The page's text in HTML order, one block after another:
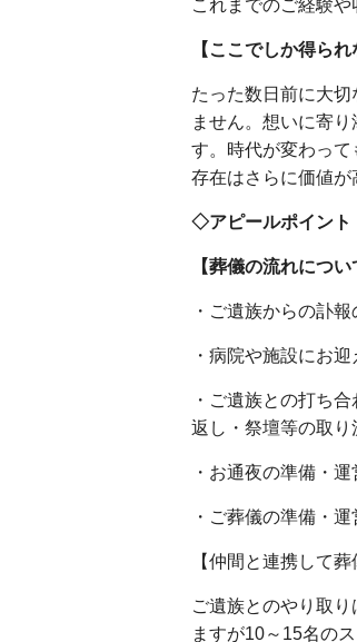
これまでのご経験や
【ここでしか得られ
たった数日前に大
ません。想いに寄
す。時代が変わっ
存在はさらに価値が
◇アピールポイント
【葬儀の流れについ
・ご遺族からの訃
・病院や施設にお
・ご遺族との打ち
返し・祭壇等の取
・お通夜の準備・運
・ご葬儀の準備・運
【仲間と連携して葬
ご遺族とのやり取
ますが10～15名の